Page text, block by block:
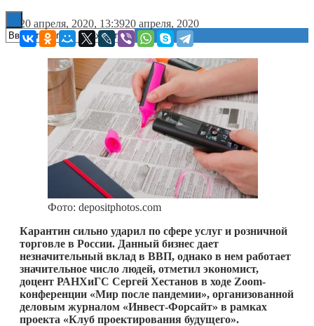
20 апреля, 2020, 13:3920 апреля, 2020
Фото: depositphotos.com
Карантин сильно ударил по сфере услуг и розничной
торговле в России. Данный бизнес дает
незначительный вклад в ВВП, однако в нем работает
значительное число людей, отметил экономист,
доцент РАНХиГС Сергей Хестанов в ходе Zoom-
конференции «Мир после пандемии», организованной
деловым журналом «Инвест-Форсайт» в рамках
проекта «Клуб проектирования будущего».